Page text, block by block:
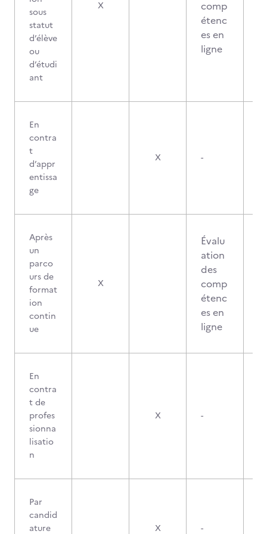
sous
statut
d’élève
ou
d’étudi
ant
X
comp
étenc
es en
ligne
En
contra
t
d’appr
entissa
ge
X -
Après
un
parco
urs de
format
ion
contin
ue
X
Évalu
ation
des
comp
étenc
es en
ligne
En
contra
t de
profes
sionna
lisatio
n
X -
Par
candid
ature
X -